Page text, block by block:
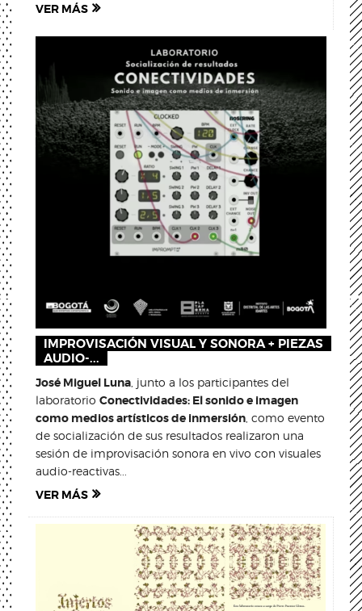
VER MÁS
IMPROVISACIÓN VISUAL Y SONORA + PIEZAS
AUDIO-...
José Miguel Luna, junto a los participantes del
laboratorio Conectividades: El sonido e imagen
como medios artísticos de inmersión, como evento
de socialización de sus resultados realizaron una
sesión de improvisación sonora en vivo con visuales
audio-reactivas...
VER MÁS